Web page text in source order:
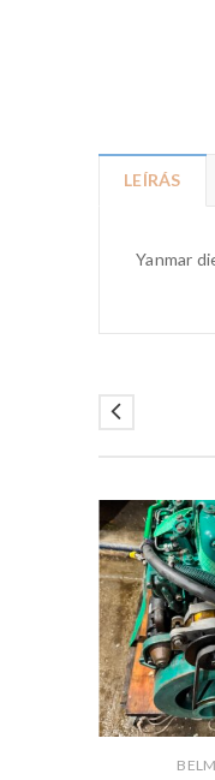
LEÍRÁS
Yanmar